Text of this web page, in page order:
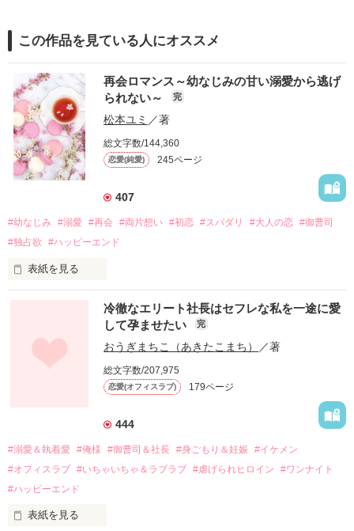
この作品を見ている人にオススメ
再会ロマンス～幼なじみの甘い溺愛から逃げ
られない～
完
松本ユミ ／著
総文字数/144,360
恋愛(純愛) 245ページ
407
#幼なじみ #溺愛 #再会 #両片想い #初恋 #スパダリ #大人の恋 #御曹司
#独占欲
#ハッピーエンド
表紙を見る
幼なじみの哲平に淡い恋心を抱いていた美桜。
しかし、ある出来事をきっかけに二人の関係は壊れてしまう。
関係修復もできないまま、美桜は両親の離婚によって
引っ越すことになり、哲平とも離れ離れになった。
それから約十二年後。
過去の傷から、二度と会いたくないと思っていた哲平に
運命のような再会を果たす。
酔った勢いで一夜を共にしてしまった。
さらに、美桜が初めてだと知った哲平は
冷徹なエリート社長はセフレな私を一途に愛
して孕ませたい
完
おうぎまちこ（あきたこまち） ／著
総文字数/207,975
恋愛(オフィスラブ) 179ページ
444
#溺愛＆執着愛 #俺様 #御曹司＆社長 #身ごもり＆妊娠 #イケメン
#オフィスラブ #いちゃいちゃ＆ラブラブ #虐げられヒロイン
#ワンナイト
#ハッピーエンド
表紙を見る